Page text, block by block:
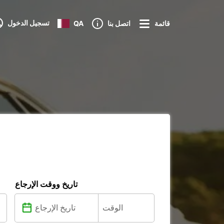
تسجيل الدخول QA اتصل بنا قائمة
تاريخ ووقت الإرجاع